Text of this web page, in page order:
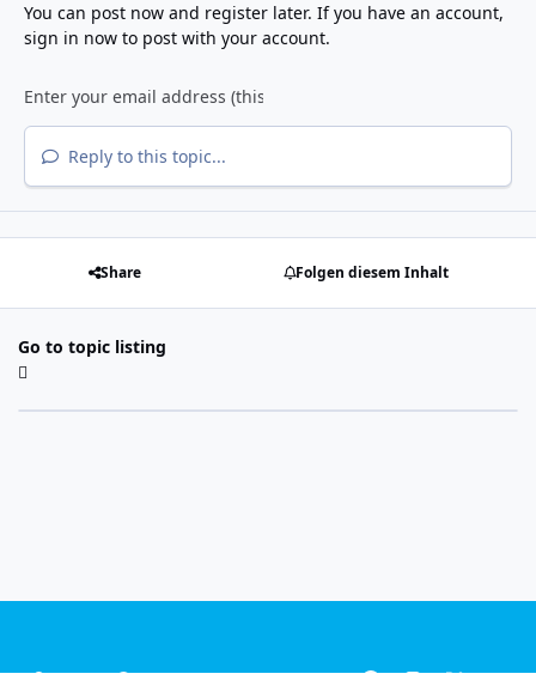
You can post now and register later. If you have an account,
sign in nowto post with your account.
Reply to this topic...
Share Folgen diesem Inhalt
Go to topic listing
Light ModeDark ModeSystem Preference f i x y